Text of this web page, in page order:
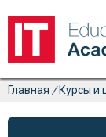
Главная / Курсы и